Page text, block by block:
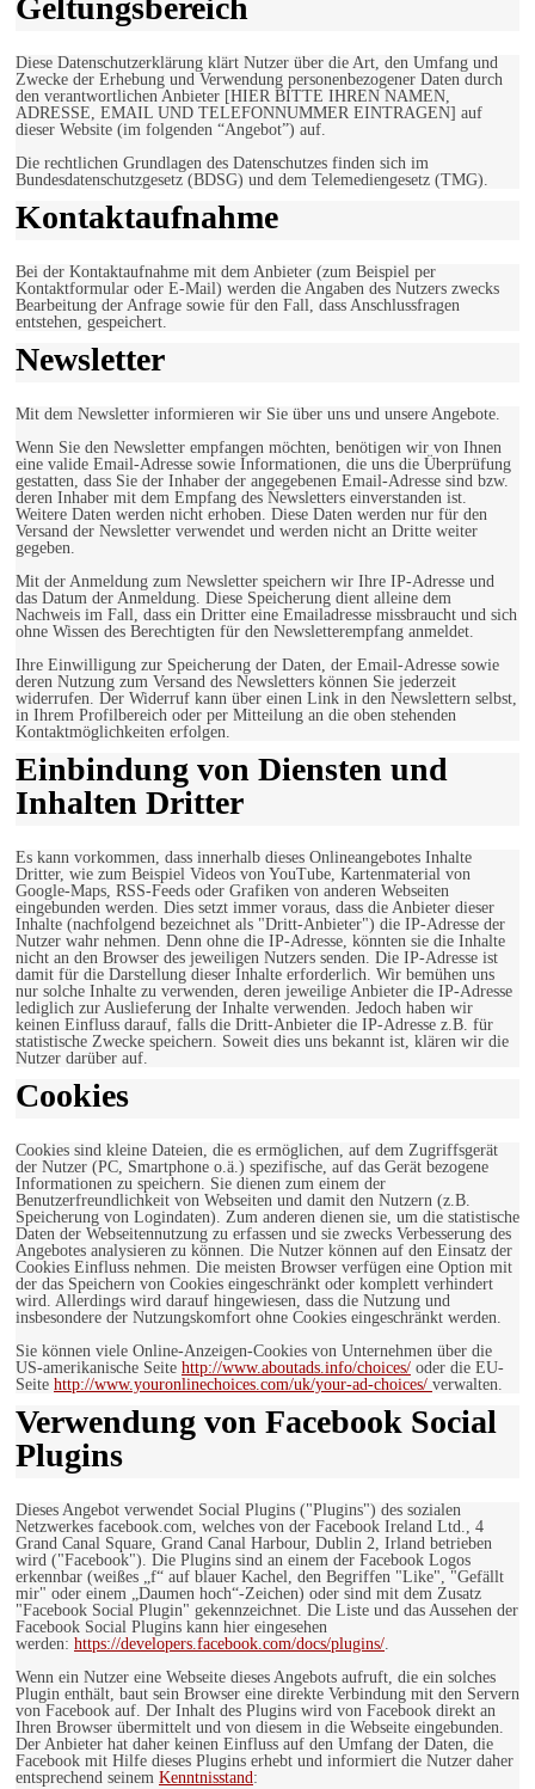
Geltungsbereich
Diese Datenschutzerklärung klärt Nutzer über die Art, den Umfang und
Zwecke der Erhebung und Verwendung personenbezogener Daten durch
den verantwortlichen Anbieter [HIER BITTE IHREN NAMEN,
ADRESSE, EMAIL UND TELEFONNUMMER EINTRAGEN] auf
dieser Website (im folgenden “Angebot”) auf.
Die rechtlichen Grundlagen des Datenschutzes finden sich im
Bundesdatenschutzgesetz (BDSG) und dem Telemediengesetz (TMG).
Kontaktaufnahme
Bei der Kontaktaufnahme mit dem Anbieter (zum Beispiel per
Kontaktformular oder E-Mail) werden die Angaben des Nutzers zwecks
Bearbeitung der Anfrage sowie für den Fall, dass Anschlussfragen
entstehen, gespeichert.
Newsletter
Mit dem Newsletter informieren wir Sie über uns und unsere Angebote.
Wenn Sie den Newsletter empfangen möchten, benötigen wir von Ihnen
eine valide Email-Adresse sowie Informationen, die uns die Überprüfung
gestatten, dass Sie der Inhaber der angegebenen Email-Adresse sind bzw.
deren Inhaber mit dem Empfang des Newsletters einverstanden ist.
Weitere Daten werden nicht erhoben. Diese Daten werden nur für den
Versand der Newsletter verwendet und werden nicht an Dritte weiter
gegeben.
Mit der Anmeldung zum Newsletter speichern wir Ihre IP-Adresse und
das Datum der Anmeldung. Diese Speicherung dient alleine dem
Nachweis im Fall, dass ein Dritter eine Emailadresse missbraucht und sich
ohne Wissen des Berechtigten für den Newsletterempfang anmeldet.
Ihre Einwilligung zur Speicherung der Daten, der Email-Adresse sowie
deren Nutzung zum Versand des Newsletters können Sie jederzeit
widerrufen. Der Widerruf kann über einen Link in den Newslettern selbst,
in Ihrem Profilbereich oder per Mitteilung an die oben stehenden
Kontaktmöglichkeiten erfolgen.
Einbindung von Diensten und
Inhalten Dritter
Es kann vorkommen, dass innerhalb dieses Onlineangebotes Inhalte
Dritter, wie zum Beispiel Videos von YouTube, Kartenmaterial von
Google-Maps, RSS-Feeds oder Grafiken von anderen Webseiten
eingebunden werden. Dies setzt immer voraus, dass die Anbieter dieser
Inhalte (nachfolgend bezeichnet als "Dritt-Anbieter") die IP-Adresse der
Nutzer wahr nehmen. Denn ohne die IP-Adresse, könnten sie die Inhalte
nicht an den Browser des jeweiligen Nutzers senden. Die IP-Adresse ist
damit für die Darstellung dieser Inhalte erforderlich. Wir bemühen uns
nur solche Inhalte zu verwenden, deren jeweilige Anbieter die IP-Adresse
lediglich zur Auslieferung der Inhalte verwenden. Jedoch haben wir
keinen Einfluss darauf, falls die Dritt-Anbieter die IP-Adresse z.B. für
statistische Zwecke speichern. Soweit dies uns bekannt ist, klären wir die
Nutzer darüber auf.
Cookies
Cookies sind kleine Dateien, die es ermöglichen, auf dem Zugriffsgerät
der Nutzer (PC, Smartphone o.ä.) spezifische, auf das Gerät bezogene
Informationen zu speichern. Sie dienen zum einem der
Benutzerfreundlichkeit von Webseiten und damit den Nutzern (z.B.
Speicherung von Logindaten). Zum anderen dienen sie, um die statistische
Daten der Webseitennutzung zu erfassen und sie zwecks Verbesserung des
Angebotes analysieren zu können. Die Nutzer können auf den Einsatz der
Cookies Einfluss nehmen. Die meisten Browser verfügen eine Option mit
der das Speichern von Cookies eingeschränkt oder komplett verhindert
wird. Allerdings wird darauf hingewiesen, dass die Nutzung und
insbesondere der Nutzungskomfort ohne Cookies eingeschränkt werden.
Sie können viele Online-Anzeigen-Cookies von Unternehmen über die
US-amerikanische Seite http://www.aboutads.info/choices/ oder die EU-
Seite http://www.youronlinechoices.com/uk/your-ad-choices/ verwalten.
Verwendung von Facebook Social
Plugins
Dieses Angebot verwendet Social Plugins ("Plugins") des sozialen
Netzwerkes facebook.com, welches von der Facebook Ireland Ltd., 4
Grand Canal Square, Grand Canal Harbour, Dublin 2, Irland betrieben
wird ("Facebook"). Die Plugins sind an einem der Facebook Logos
erkennbar (weißes „f“ auf blauer Kachel, den Begriffen "Like", "Gefällt
mir" oder einem „Daumen hoch“-Zeichen) oder sind mit dem Zusatz
"Facebook Social Plugin" gekennzeichnet. Die Liste und das Aussehen der
Facebook Social Plugins kann hier eingesehen
werden: https://developers.facebook.com/docs/plugins/.
Wenn ein Nutzer eine Webseite dieses Angebots aufruft, die ein solches
Plugin enthält, baut sein Browser eine direkte Verbindung mit den Servern
von Facebook auf. Der Inhalt des Plugins wird von Facebook direkt an
Ihren Browser übermittelt und von diesem in die Webseite eingebunden.
Der Anbieter hat daher keinen Einfluss auf den Umfang der Daten, die
Facebook mit Hilfe dieses Plugins erhebt und informiert die Nutzer daher
entsprechend seinem Kenntnisstand: